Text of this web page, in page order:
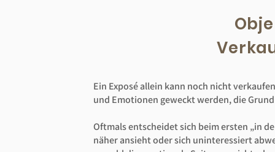
Ein Exposé allein kann noch nicht
und Emotionen geweckt werden, die
Oftmals entscheidet sich beim ersten „in
näher ansieht oder sich uninteressiert